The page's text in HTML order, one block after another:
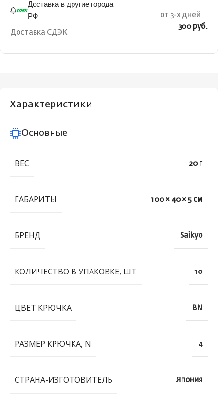
Доставка в другие города
РФ
Доставка СДЭК
от 3-х дней
300 руб.
Характеристики
Основные
ВЕС 20 г
ГАБАРИТЫ 100 × 40 × 5 см
БРЕНД Saikyo
КОЛИЧЕСТВО В УПАКОВКЕ, ШТ 10
ЦВЕТ КРЮЧКА BN
РАЗМЕР КРЮЧКА, N 4
СТРАНА-ИЗГОТОВИТЕЛЬ Япония